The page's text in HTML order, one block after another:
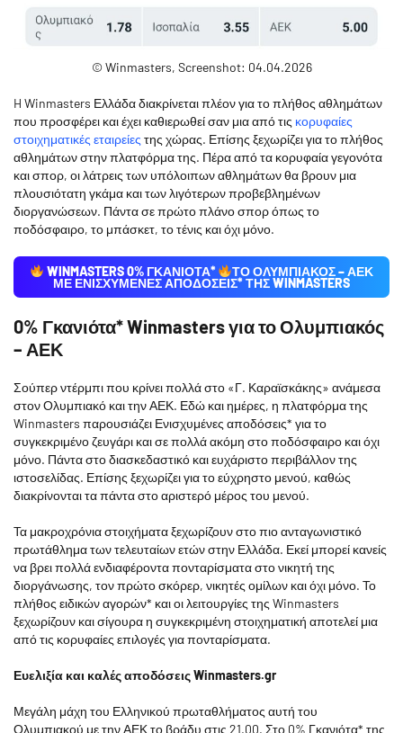
© Winmasters, Screenshot: 04.04.2026
H Winmasters Ελλάδα διακρίνεται πλέον για το πλήθος αθλημάτων
που προσφέρει και έχει καθιερωθεί σαν μια από τις κορυφαίες
στοιχηματικές εταιρείες της χώρας. Επίσης ξεχωρίζει για το πλήθος
αθλημάτων στην πλατφόρμα της. Πέρα από τα κορυφαία γεγονότα
και σπορ, οι λάτρεις των υπόλοιπων αθλημάτων θα βρουν μια
πλουσιότατη γκάμα και των λιγότερων προβεβλημένων
διοργανώσεων. Πάντα σε πρώτο πλάνο σπορ όπως το
ποδόσφαιρο, το μπάσκετ, το τένις και όχι μόνο.
WINMASTERS 0% ΓΚΑΝΙΟΤΑ*
ΤΟ ΟΛΥΜΠΙΑΚΟΣ – ΑΕΚ
ΜΕ ΕΝΙΣΧΥΜΈΝΕΣ ΑΠΟΔΌΣΕΙΣ* ΤΗΣ WINMASTERS
0% Γκανιότα* Winmasters για το Ολυμπιακός
– ΑΕΚ
Σούπερ ντέρμπι που κρίνει πολλά στο «Γ. Καραϊσκάκης» ανάμεσα
στον Ολυμπιακό και την ΑΕΚ. Εδώ και ημέρες, η πλατφόρμα της
Winmasters παρουσιάζει Ενισχυμένες αποδόσεις* για το
συγκεκριμένο ζευγάρι και σε πολλά ακόμη στο ποδόσφαιρο και όχι
μόνο. Πάντα στο διασκεδαστικό και ευχάριστο περιβάλλον της
ιστοσελίδας. Επίσης ξεχωρίζει για το εύχρηστο μενού, καθώς
διακρίνονται τα πάντα στο αριστερό μέρος του μενού.
Τα μακροχρόνια στοιχήματα ξεχωρίζουν στο πιο ανταγωνιστικό
πρωτάθλημα των τελευταίων ετών στην Ελλάδα. Εκεί μπορεί κανείς
να βρει πολλά ενδιαφέροντα πονταρίσματα στο νικητή της
διοργάνωσης, τον πρώτο σκόρερ, νικητές ομίλων και όχι μόνο. Το
πλήθος ειδικών αγορών* και οι λειτουργίες της Winmasters
ξεχωρίζουν και σίγουρα η συγκεκριμένη στοιχηματική αποτελεί μια
από τις κορυφαίες επιλογές για πονταρίσματα.
Ευελιξία και καλές αποδόσεις Winmasters.gr
Μεγάλη μάχη του Ελληνικού πρωταθλήματος αυτή του
Ολυμπιακού με την ΑΕΚ το βράδυ στις 21.00. Στο 0% Γκανιότα* της